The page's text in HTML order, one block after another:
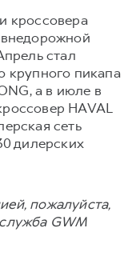
кроссовера
внедорожной
стал
крупного пикапа
а в июле в
HAVAL
сеть
дилерских
пожалуйста,
GWM